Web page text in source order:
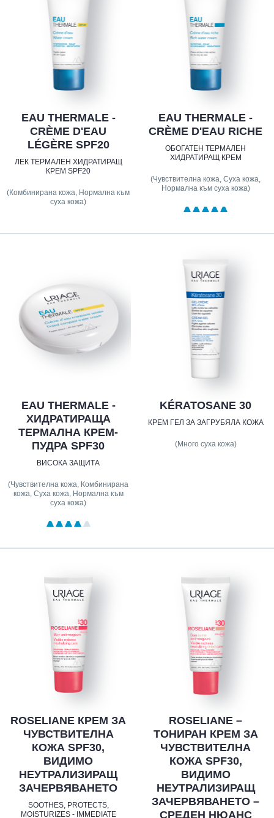
EAU THERMALE -
CRÈME D'EAU
LÉGÈRE SPF20
ЛЕК ТЕРМАЛЕН ХИДРАТИРАЩ
КРЕМ SPF20
(Комбинирана кожа, Нормална към
суха кожа)
EAU THERMALE -
CRÈME D'EAU RICHE
ОБОГАТЕН ТЕРМАЛЕН
ХИДРАТИРАЩ КРЕМ
(Чувствителна кожа, Суха кожа,
Нормална към суха кожа)
EAU THERMALE -
ХИДРАТИРАЩА
ТЕРМАЛНА КРЕМ-
ПУДРА SPF30
ВИСОКА ЗАЩИТА
(Чувствителна кожа, Комбинирана
кожа, Суха кожа, Нормална към
суха кожа)
KÉRATOSANE 30
КРЕМ ГЕЛ ЗА ЗАГРУБЯЛА КОЖА
(Много суха кожа)
ROSELIANE КРЕМ ЗА
ЧУВСТВИТЕЛНА
КОЖА SPF30,
ВИДИМО
НЕУТРАЛИЗИРАЩ
ЗАЧЕРВЯВАНЕТО
SOOTHES, PROTECTS,
MOISTURIZES - IMMEDIATE
ROSELIANE –
ТОНИРАН КРЕМ ЗА
ЧУВСТВИТЕЛНА
КОЖА SPF30,
ВИДИМО
НЕУТРАЛИЗИРАЩ
ЗАЧЕРВЯВАНЕТО –
СРЕДЕН НЮАНС